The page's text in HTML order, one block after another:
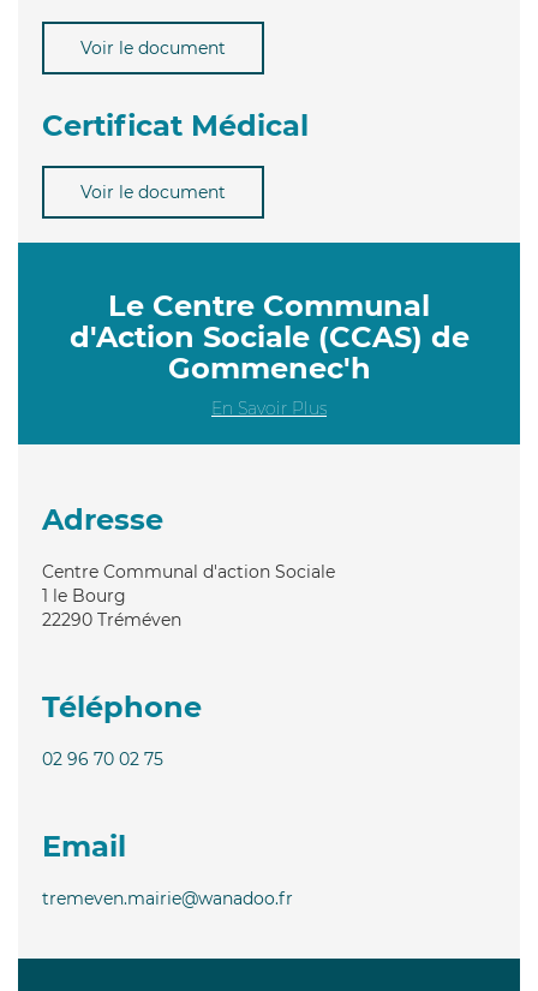
Voir le document
Certificat Médical
Voir le document
Le Centre Communal
d'Action Sociale (CCAS) de
Gommenec'h
En Savoir Plus
Adresse
Centre Communal d'action Sociale
1 le Bourg
22290 Tréméven
Téléphone
02 96 70 02 75
Email
tremeven.mairie@wanadoo.fr